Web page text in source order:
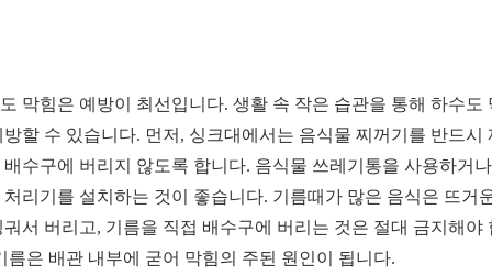
막힘은 예방이 최선입니다. 생활 속 작은 습관을 통해 하수도
방할 수 있습니다. 먼저, 싱크대에서는 음식물 찌꺼기를 반드시
배수구에 버리지 않도록 합니다. 음식물 쓰레기통을 사용하거
처리기를 설치하는 것이 좋습니다. 기름때가 많은 음식은 뜨거
궈서 버리고, 기름을 직접 배수구에 버리는 것은 절대 금지해야
름은 배관 내부에 굳어 막힘의 주된 원인이 됩니다.